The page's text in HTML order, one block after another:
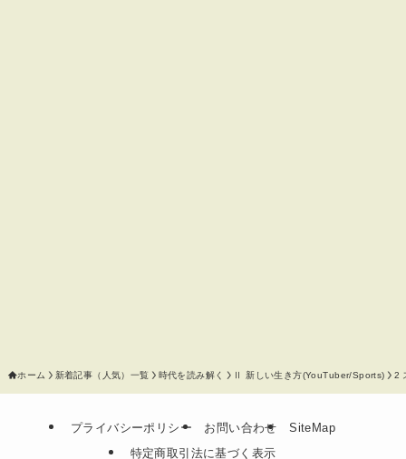
ホーム 新着記事（人気）一覧 時代を読み解く Ⅱ 新しい生き方(YouTuber/Sports) 2
プライバシーポリシー お問い合わせ
SiteMap
特定商取引法に基づく表示